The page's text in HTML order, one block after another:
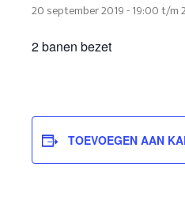
20 september 2019 - 19:00t/m
2 banen bezet
TOEVOEGEN AAN